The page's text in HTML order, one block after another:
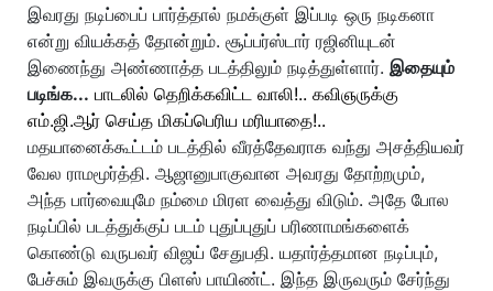
இவரது நடிப்பைப் பார்த்தால் நமக்குள் இப்படி ஒரு நடிகனா
என்று வியக்கத் தோன்றும். சூப்பர்ஸ்டார் ரஜினியுடன்
இணைந்து அண்ணாத்த படத்திலும் நடித்துள்ளார். இதையும்
படிங்க... பாடலில் தெறிக்கவிட்ட வாலி!.. கவிஞருக்கு
எம்.ஜி.ஆர் செய்த மிகப்பெரிய மரியாதை!..
மதயானைக்கூட்டம் படத்தில் வீரத்தேவராக வந்து அசத்தியவர்
வேல ராமமூர்த்தி. ஆஜானுபாகுவான அவரது தோற்றமும்,
அந்த பார்வையுமே நம்மை மிரள வைத்து விடும். அதே போல
நடிப்பில் படத்துக்குப் படம் புதுப்புதுப் பரிணாமங்களைக்
கொண்டு வருபவர் விஜய் சேதுபதி. யதார்த்தமான நடிப்பும்,
பேச்சும் இவருக்கு பிளஸ் பாயிண்ட். இந்த இருவரும் சேர்ந்து